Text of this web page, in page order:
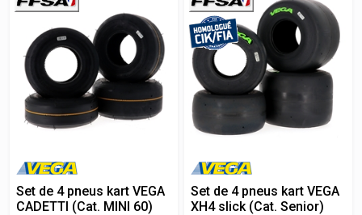
Set de 4 pneus kart VEGA
CADETTI (Cat. MINI 60)
Set de 4 pneus kart VEGA
XH4 slick (Cat. Senior)